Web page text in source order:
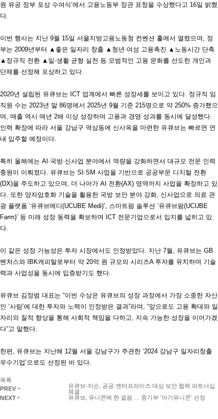
원 유공 정부 포상 수여식’에서 고용노동부 장관 표창을 수상했다고 16일 밝혔
다.
이번 행사는 지난 9월 15일 서울지방고용노동청 컨벤션 홀에서 열렸으며, 정
부는 2009년부터 ▲좋은 일자리 창출 ▲청년·여성 고용촉진 ▲노동시간 단축
▲정규직 전환 ▲일·생활 균형 실천 등 모범적인 고용 문화를 선도한 개인과
단체를 선정해 포상하고 있다.
2020년 설립된 유큐브는 ICT 업계에서 빠른 성장세를 보이고 있다. 정규직 임
직원 수는 2023년 말 86명에서 2025년 9월 기준 215명으로 약 250% 증가했으
며, 매출 역시 매년 2배 이상 성장하며 고용과 경영 성과를 동시에 달성했다.
인력 확장에 따라 서울 강남구 역삼동에 신사옥을 마련한 유큐브는 빠르면 연
내 입주할 예정이다.
특히 올해에는 AI·국방·신사업 분야에서 역량을 강화하면서 대규모 전문 인력
충원이 이뤄졌다. 유큐브는 SI·SM 사업을 기반으로 공공부문 디지털 전환
(DX)을 주도하고 있으며, 더 나아가 AI 전환(AX) 영역까지 사업을 확장하고 있
다. 또한 양자암호화 기술을 활용한 국방 보안 분야 강화, 신사업으로 의료 관
광 플랫폼 ‘유큐브메디(UCUBE Medi)’, 스마트팜 솔루션 ‘유큐브팜(UCUBE
Farm)’ 등 미래 성장 동력을 확보하며 ICT 전문기업으로서 입지를 넓히고 있
다.
이 같은 성장 가능성은 투자 시장에서도 인정받았다. 지난 7월, 유큐브는 GB
벤처스와 IBK캐피탈로부터 약 20억 원 규모의 시리즈A 투자를 유치하며 기술
력과 사업성을 동시에 입증받기도 했다.
유큐브 김정범 대표는 “이번 수상은 유큐브의 성장 과정에서 가장 소중한 자산
인 ‘사람’에 대한 투자와 노력이 인정받은 결과”라며, “앞으로도 고용 확대와 일
자리의 질적 향상을 통해 사회적 책임을 다하고, 지속 가능한 성장을 이어가겠
다”고 말했다.
한편, 유큐브는 지난해 12월 서울 강남구가 주관한 ‘2024 강남구 일자리창출
우수기업’으로도 선정된 바 있다.
목록
PREV
유큐브-지슨, 공공·엔터프라이즈 대상 보안 협력 파트너십
체결
NEXT
유큐브, 유니콘에 한 걸음 … 중기부 ‘아기유니콘’ 선정